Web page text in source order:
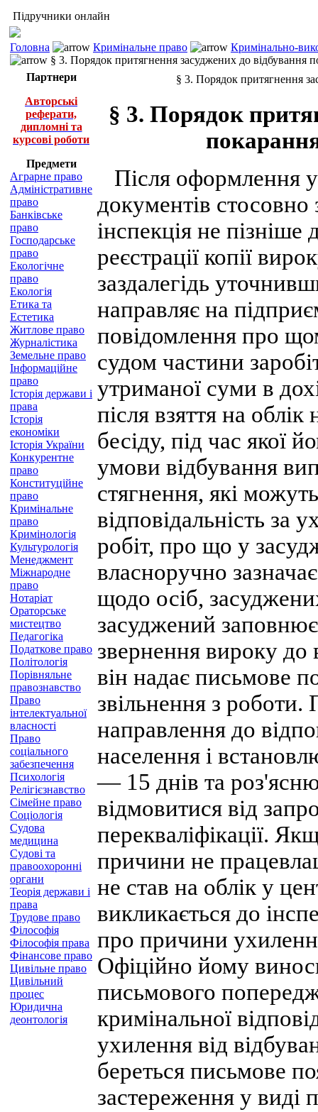
Підручники онлайн
Головна Кримінальне право
Кримінально-
§ 3. Порядок притягнення засуджених до відбування
Партнери
Авторські
реферати,
дипломні та
курсові роботи
Предмети
Аграрне право
Адміністративне
право
Банківське
право
Господарське
право
Екологічне
право
Екологія
Етика та
Естетика
Житлове право
Журналістика
Земельне право
Інформаційне
право
Історія держави і
права
Історія
економіки
Історія України
Конкурентне
право
Конституційне
право
Кримінальне
право
Кримінологія
Культурологія
Менеджмент
Міжнародне
право
Нотаріат
Ораторське
мистецтво
Педагогіка
Податкове право
Політологія
Порівняльне
правознавство
Право
інтелектуальної
власності
Право
соціального
забезпечення
Психологія
Релігієзнавство
Сімейне право
Соціологія
Судова
медицина
Судові та
правоохоронні
органи
Теорія держави і
права
Трудове право
Філософія
Філософія права
Фінансове право
Цивільне право
Цивільний
процес
Юридична
деонтологія
§ 3. Порядок притягнення
§ 3. Порядок
Після оформлення
документів
інспекція не
реєстрації копії
заздалегідь
направляє на
повідомлення про
судом частини
утриманої суми в
після взяття на
бесіду, під час якої
умови відбування
стягнення, які
відповідальність за
робіт, про що у
власноручно
щодо осіб,
засуджений
звернення вироку
він надає письмове
звільнення з роботи.
направлення до
населення і
— 15 днів та
відмовитися від
перекваліфікації.
причини не
не став на облік у
викликається до
про причини
Офіційно йому
письмового
кримінальної
ухилення від
береться письмове
застереження у виді